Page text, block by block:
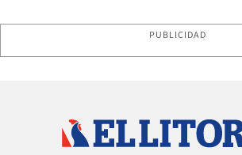
PUBLICIDAD